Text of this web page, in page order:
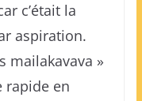
c’était la
aspiration.
mailakavava »
rapide en